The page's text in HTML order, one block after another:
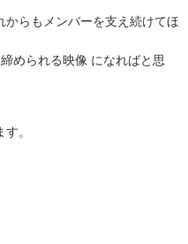
らもメンバーを支え続けてほ
められる映像 になればと思
。